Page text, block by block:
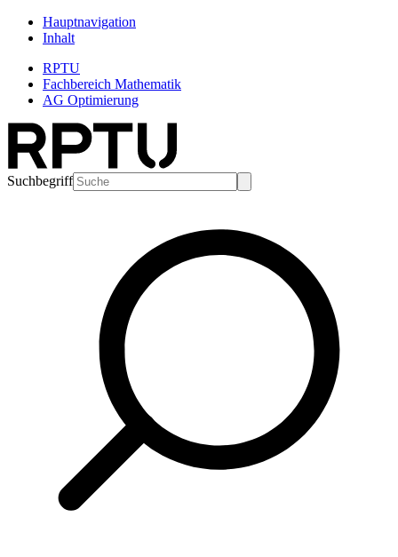
Hauptnavigation
Inhalt
RPTU
Fachbereich Mathematik
AG Optimierung
Suchbegriff